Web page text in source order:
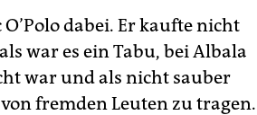
dabei. Er kaufte nicht
war es ein Tabu, bei Albala
war und als nicht sauber
fremden Leuten zu tragen.